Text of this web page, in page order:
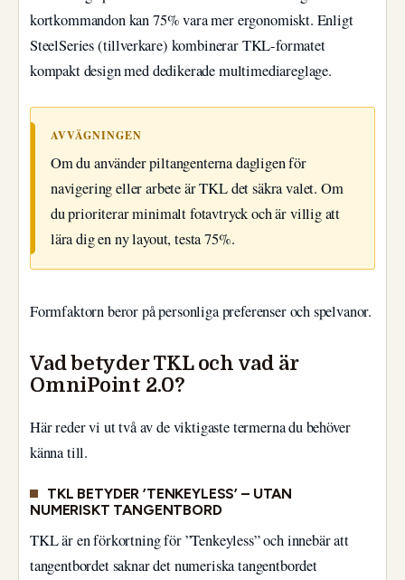
kortkommandon kan 75% vara mer ergonomiskt. Enligt
SteelSeries (tillverkare) kombinerar TKL-formatet
kompakt design med dedikerade multimediareglage.
AVVÄGNINGEN
Om du använder piltangenterna dagligen för
navigering eller arbete är TKL det säkra valet. Om
du prioriterar minimalt fotavtryck och är villig att
lära dig en ny layout, testa 75%.
Formfaktorn beror på personliga preferenser och spelvanor.
Vad betyder TKL och vad är
OmniPoint 2.0?
Här reder vi ut två av de viktigaste termerna du behöver
känna till.
TKL BETYDER ’TENKEYLESS’ – UTAN
NUMERISKT TANGENTBORD
TKL är en förkortning för ”Tenkeyless” och innebär att
tangentbordet saknar det numeriska tangentbordet